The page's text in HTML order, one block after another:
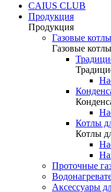
CAIUS CLUB
Продукция
Продукция
Газовые котлы
Газовые котлы
Котлы
Котлы
Проточные
Аксессуары